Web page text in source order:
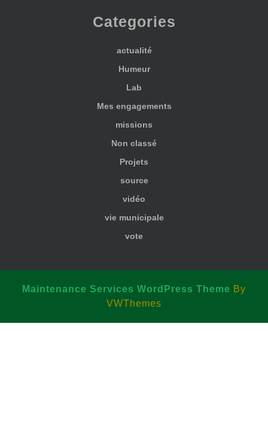
Categories
actualité
Humeur
Lab
Mes engagements
missions
Non classé
Projets
source
vidéo
vie municipale
vote
Maintenance Services WordPress Theme By
VWThemes